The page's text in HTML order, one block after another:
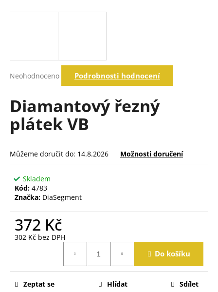
hodnocení
0,0
hvězdiček.
Neohodnoceno Podrobnosti hodnocení
Diamantový řezný
plátek VB
Můžeme doručit do: 14.8.2026 Možnosti doručení
Skladem
Kód: 4783
Značka: DiaSegment
372 Kč
302 Kč bez DPH
Do košíku
Zeptat se Hlídat Sdílet
a
?
Hledat
D
o
p
r
u
u
e